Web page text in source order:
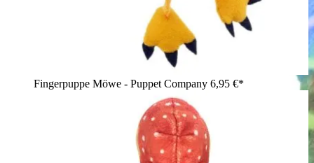
Fingerpuppe Möwe - Puppet Company 6,95 €*